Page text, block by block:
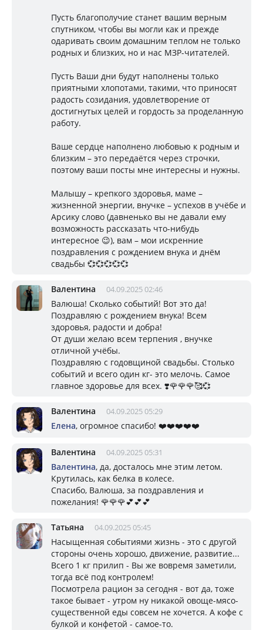
Пусть благополучие станет вашим верным
спутником, чтобы вы могли как и прежде
одаривать своим домашним теплом не только
родных и близких, но и нас МЗР-читателей.
Пусть Ваши дни будут наполнены только
приятными хлопотами, такими, что приносят
радость созидания, удовлетворение от
достигнутых целей и гордость за проделанную
работу.
Ваше сердце наполнено любовью к родным и
близким – это передаётся через строчки,
поэтому ваши посты мне интересны и нужны.
Малышу – крепкого здоровья, маме –
жизненной энергии, внучке – успехов в учёбе и
Арсику слово (давненько вы не давали ему
возможность рассказать что-нибудь
интересное 😉), вам – мои искренние
поздравления с рождением внука и днём
свадьбы 💞💞💞💞💞
Валентина 04.09.2025 02:46
Валюша! Сколько событий! Вот это да!
Поздравляю с рождением внука! Всем
здоровья, радости и добра!
От души желаю всем терпения , внучке
отличной учёбы.
Поздравляю с годовщиной свадьбы. Столько
событий и всего один кг- это мелочь. Самое
главное здоровье для всех. ❣️🌹🌹🌹🥰💞
Валентина 04.09.2025 05:29
Елена, огромное спасибо! ❤️❤️❤️❤️❤️
Валентина 04.09.2025 05:31
Валентина, да, досталось мне этим летом.
Крутилась, как белка в колесе.
Спасибо, Валюша, за поздравления и
пожелания! 🌹🌹🌹💕💕💕
Татьяна 04.09.2025 05:45
Насыщенная событиями жизнь - это с другой
стороны очень хорошо, движение, развитие...
Всего 1 кг прилип - Вы же вовремя заметили,
тогда всё под контролем!
Посмотрела рацион за сегодня - вот да, тоже
такое бывает - утром ну никакой овоще-мясо-
существенной еды совсем не хочется. А кофе с
булкой и конфетой - самое-то.